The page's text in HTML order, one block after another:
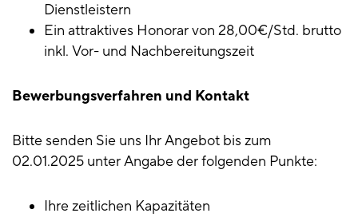
Dienstleistern
Ein attraktives Honorar von 28,00€/Std. brutto
inkl. Vor- und Nachbereitungszeit
Bewerbungsverfahren und Kontakt
Bitte senden Sie uns Ihr Angebot bis zum
02.01.2025 unter Angabe der folgenden Punkte:
Ihre zeitlichen Kapazitäten